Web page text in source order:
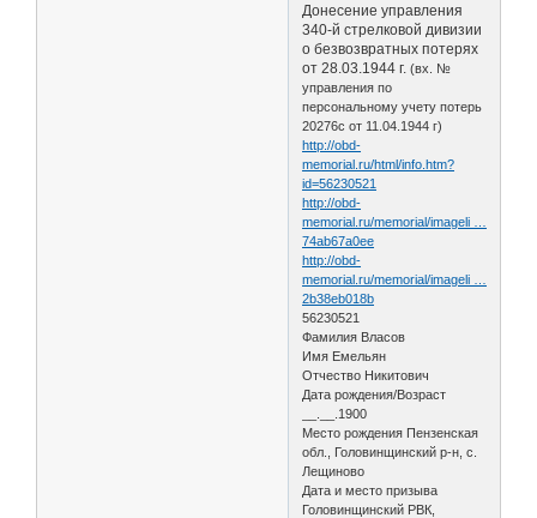
Донесение управления
340-й стрелковой дивизии
о безвозвратных потерях
от 28.03.1944 г. (вх. №
управления по
персональному учету потерь
20276с от 11.04.1944 г)
http://obd-
memorial.ru/html/info.htm?
id=56230521
http://obd-
memorial.ru/memorial/imageli …
74ab67a0ee
http://obd-
memorial.ru/memorial/imageli …
2b38eb018b
56230521
Фамилия Власов
Имя Емельян
Отчество Никитович
Дата рождения/Возраст
__.__.1900
Место рождения Пензенская
обл., Головинщинский р-н, с.
Лещиново
Дата и место призыва
Головинщинский РВК,